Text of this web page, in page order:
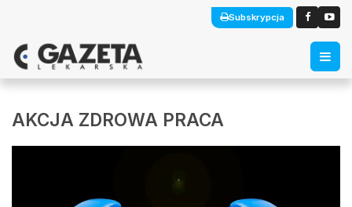
Subskrypcja
AKCJA ZDROWA PRACA